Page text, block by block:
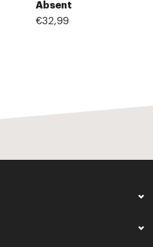
Absent
€32,99